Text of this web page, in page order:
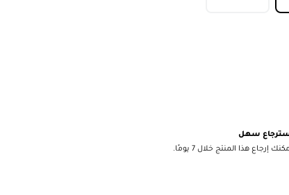
سهل
إرجاع هذا المنتج خلال 7 يومًا.